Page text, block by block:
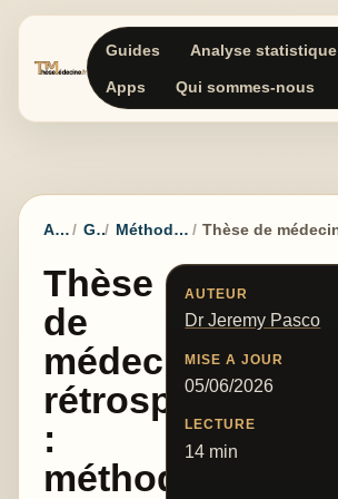
Guides Analyse statistique
Apps Qui sommes-nous
Accueil Guides Méthode et protocole
Thèse
de
médecine
rétrospective
:
méthode,
AUTEUR
Dr Jeremy Pasco
MISE A JOUR
05/06/2026
LECTURE
14 min